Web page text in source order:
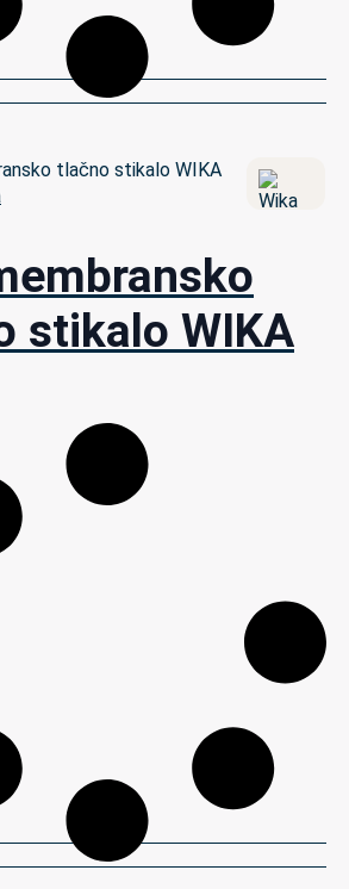
stikalo WIKA